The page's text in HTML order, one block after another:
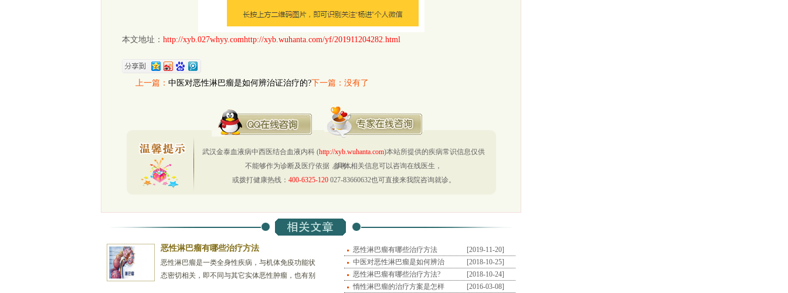
本文地址： http://xyb.027whyy.comhttp://xyb.wuhanta.com/yf/201911204282.html
上一篇： 中医对恶性淋巴瘤是如何辨治证治疗的?下一篇：没有了
武汉金泰血液病中西医结合血液内科 (http://xyb.wuhanta.com)本站所提供的疾病常识信息仅供
参考，
不能够作为诊断及医疗依据，具体相关信息可以咨询在线医生，
或拨打健康热线： 400-6325-120027-83660632也可直接来我院咨询就诊。
恶性淋巴瘤有哪些治疗方法
恶性淋巴瘤是一类全身性疾病，与机体免疫功能状
态密切相关，即不同与其它实体恶性肿瘤，也有别
恶性淋巴瘤有哪些治疗方法
[2019-11-20]
中医对恶性淋巴瘤是如何辨治
证治
[2018-10-25]
恶性淋巴瘤有哪些治疗方法?
[2018-10-24]
惰性淋巴瘤的治疗方案是怎样
[2016-03-08]